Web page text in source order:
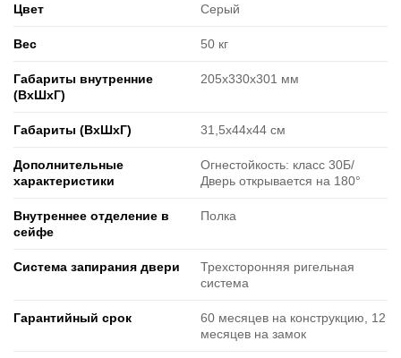
Цвет Серый
Вес 50 кг
Габариты внутренние
(ВxШxГ)
205х330х301 мм
Габариты (ВxШxГ) 31,5х44х44 см
Дополнительные
характеристики
Огнестойкость: класс 30Б/
Дверь открывается на 180°
Внутреннее отделение в
сейфе
Полка
Система запирания двери
Трехсторонняя ригельная
система
Гарантийный срок
60 месяцев на конструкцию, 12
месяцев на замок